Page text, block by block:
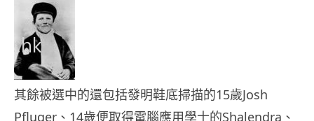
其餘被選中的還包括發明鞋底掃描的15歲Josh
Pfluger、14歲便取得電腦應用學士的Shalendra、